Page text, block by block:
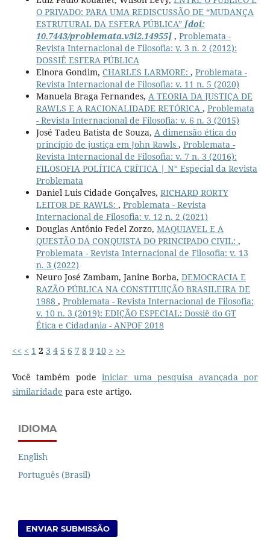
O PRIVADO: PARA UMA REDISCUSSÃO DE “MUDANÇA
ESTRUTURAL DA ESFERA PÚBLICA” [doi:
10.7443/problemata.v3i2.14955], Problemata -
Revista Internacional de Filosofia: v. 3 n. 2 (2012):
DOSSIÊ ESFERA PÚBLICA
Elnora Gondim, CHARLES LARMORE: , Problemata -
Revista Internacional de Filosofia: v. 11 n. 5 (2020)
Manuela Braga Fernandes, A TEORIA DA JUSTIÇA DE
RAWLS E A RACIONALIDADE RETÓRICA , Problemata
- Revista Internacional de Filosofia: v. 6 n. 3 (2015)
José Tadeu Batista de Souza, A dimensão ética do
princípio de justiça em John Rawls , Problemata -
Revista Internacional de Filosofia: v. 7 n. 3 (2016):
FILOSOFIA POLÍTICA CRÍTICA | N° Especial da Revista
Problemata
Daniel Luis Cidade Gonçalves, RICHARD RORTY
LEITOR DE RAWLS: , Problemata - Revista
Internacional de Filosofia: v. 12 n. 2 (2021)
Douglas Antônio Fedel Zorzo, MAQUIAVEL E A
QUESTÃO DA CONQUISTA DO PRINCIPADO CIVIL: ,
Problemata - Revista Internacional de Filosofia: v. 13
n. 3 (2022)
Neuro José Zambam, Janine Borba, DEMOCRACIA E
RAZÃO PÚBLICA NA CONSTITUIÇÃO BRASILEIRA DE
1988 , Problemata - Revista Internacional de Filosofia:
v. 10 n. 3 (2019): EDIÇÃO ESPECIAL: Dossiê do GT
Ética e Cidadania - ANPOF 2018
<< < 1 2 3 4 5 6 7 8 9 10 > >>
Você também podeiniciar uma pesquisa avançada por
similaridade para este artigo.
IDIOMA
English
Português (Brasil)
ENVIAR SUBMISSÃO